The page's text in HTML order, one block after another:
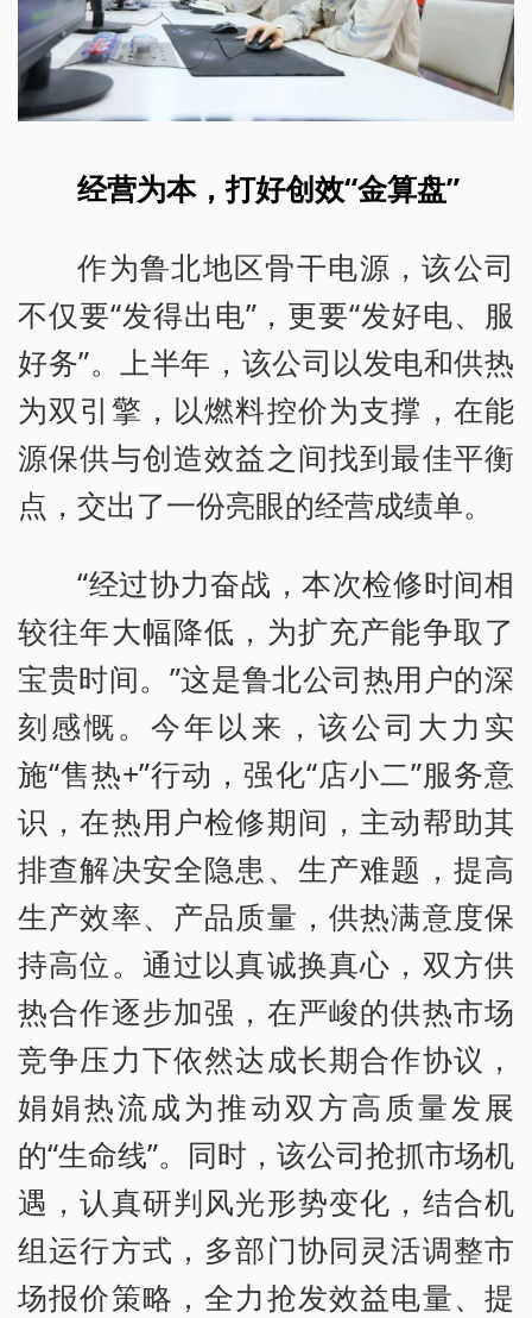
经营为本，打好创效“金算盘”
作为鲁北地区骨干电源，该公司
不仅要“发得出电”，更要“发好电、服
好务”。上半年，该公司以发电和供热
为双引擎，以燃料控价为支撑，在能
源保供与创造效益之间找到最佳平衡
点，交出了一份亮眼的经营成绩单。
“经过协力奋战，本次检修时间相
较往年大幅降低，为扩充产能争取了
宝贵时间。”这是鲁北公司热用户的深
刻感慨。今年以来，该公司大力实
施“售热+”行动，强化“店小二”服务意
识，在热用户检修期间，主动帮助其
排查解决安全隐患、生产难题，提高
生产效率、产品质量，供热满意度保
持高位。通过以真诚换真心，双方供
热合作逐步加强，在严峻的供热市场
竞争压力下依然达成长期合作协议，
娟娟热流成为推动双方高质量发展
的“生命线”。同时，该公司抢抓市场机
遇，认真研判风光形势变化，结合机
组运行方式，多部门协同灵活调整市
场报价策略，全力抢发效益电量、提